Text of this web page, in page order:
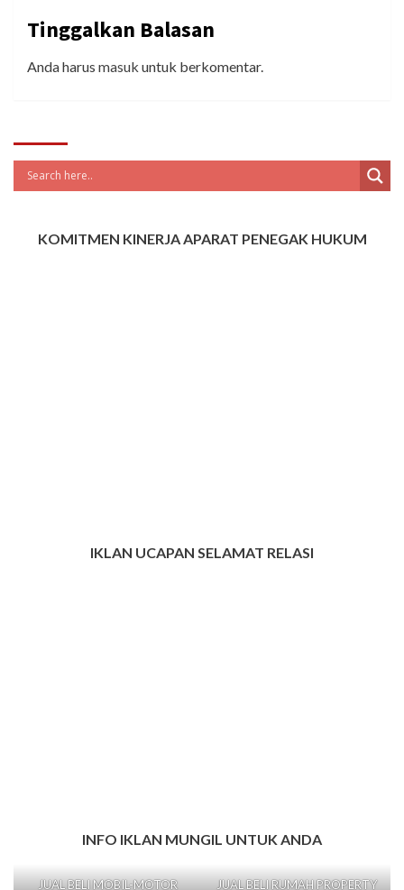
Tinggalkan Balasan
Anda harus masuk untuk berkomentar.
KOMITMEN KINERJA APARAT PENEGAK HUKUM
IKLAN UCAPAN SELAMAT RELASI
INFO IKLAN MUNGIL UNTUK ANDA
JUAL BELI MOBIL-MOTOR JUAL BELI RUMAH PROPERTY